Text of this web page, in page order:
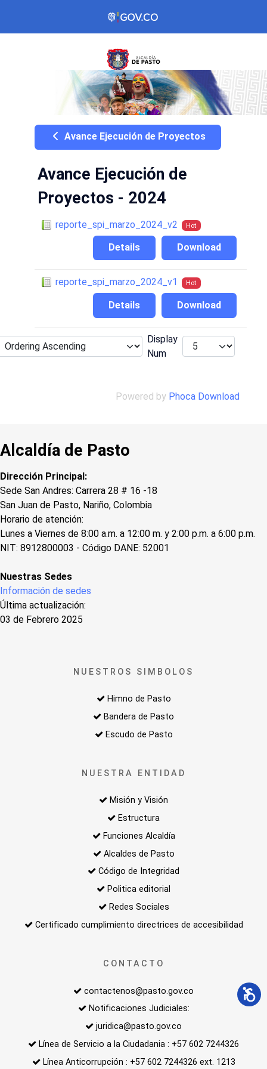
Avance Ejecución de Proyectos
Avance Ejecución de
Proyectos - 2024
reporte_spi_marzo_2024_v2 Hot
Download
Details
reporte_spi_marzo_2024_v1 Hot
Download
Details
Display
Num
Powered by Phoca Download
Alcaldía de Pasto
Dirección Principal:
Sede San Andres: Carrera 28 # 16 -18
San Juan de Pasto, Nariño, Colombia
Horario de atención:
Lunes a Viernes de 8:00 a.m. a 12:00 m. y 2:00 p.m. a 6:00 p.m.
NIT: 8912800003 - Código DANE: 52001
Nuestras Sedes
Información de sedes
Última actualización:
03 de Febrero 2025
NUESTROS SIMBOLOS
Himno de Pasto
Bandera de Pasto
Escudo de Pasto
NUESTRA ENTIDAD
Misión y Visión
Estructura
Funciones Alcaldía
Alcaldes de Pasto
Código de Integridad
Politica editorial
Redes Sociales
Certificado cumplimiento directrices de accesibilidad
CONTACTO
contactenos@pasto.gov.co
Notificaciones Judiciales:
juridica@pasto.gov.co
Línea de Servicio a la Ciudadania : +57 602 7244326
Línea Anticorrupción : +57 602 7244326 ext. 1213